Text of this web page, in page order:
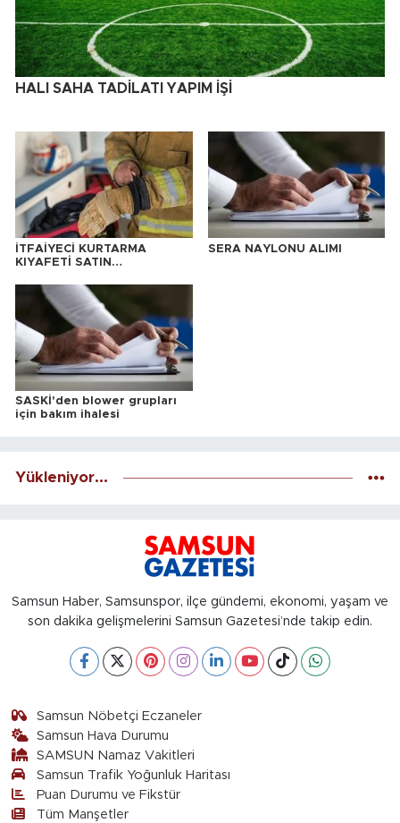
HALI SAHA TADİLATI YAPIM İŞİ
İTFAİYECİ KURTARMA
KIYAFETİ SATIN
SERA NAYLONU ALIMI
SASKİ'den blower grupları
için bakım ihalesi
Yükleniyor...
Samsun Haber, Samsunspor, ilçe gündemi, ekonomi, yaşam ve
son dakika gelişmelerini Samsun Gazetesi’nde takip edin.
Samsun Nöbetçi Eczaneler
Samsun Hava Durumu
SAMSUN Namaz Vakitleri
Samsun Trafik Yoğunluk Haritası
Puan Durumu ve Fikstür
Tüm Manşetler